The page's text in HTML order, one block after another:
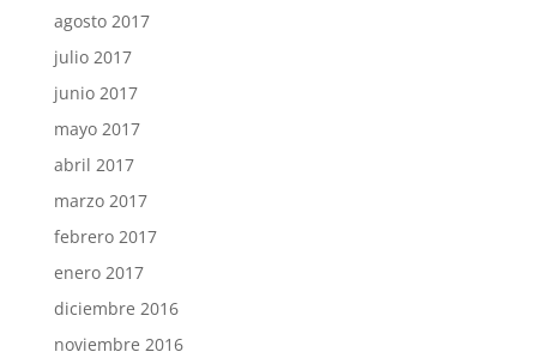
agosto 2017
julio 2017
junio 2017
mayo 2017
abril 2017
marzo 2017
febrero 2017
enero 2017
diciembre 2016
noviembre 2016